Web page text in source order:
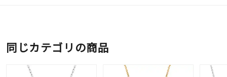
同じカテゴリの商品